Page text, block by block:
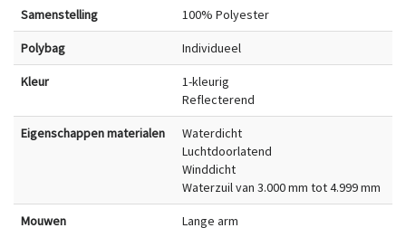
Samenstelling 100% Polyester
Polybag Individueel
Kleur
1-kleurig
Reflecterend
Eigenschappen materialen
Waterdicht
Luchtdoorlatend
Winddicht
Waterzuil van 3.000 mm tot 4.999 mm
Mouwen
Lange arm